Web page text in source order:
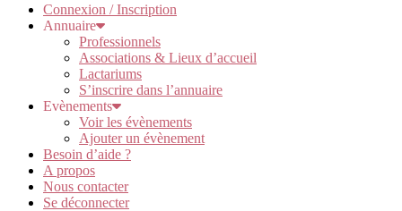
Connexion / Inscription
Annuaire
Professionnels
Associations & Lieux d’accueil
Lactariums
S’inscrire dans l’annuaire
Evènements
Voir les évènements
Ajouter un évènement
Besoin d’aide ?
A propos
Nous contacter
Se déconnecter